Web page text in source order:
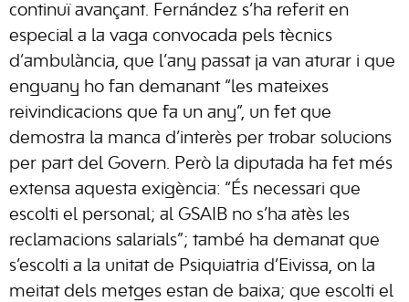
continuï avançant. Fernández s’ha referit en
especial a la vaga convocada pels tècnics
d’ambulància, que l’any passat ja van aturar i que
enguany ho fan demanant “les mateixes
reivindicacions que fa un any”, un fet que
demostra la manca d’interès per trobar solucions
per part del Govern. Però la diputada ha fet més
extensa aquesta exigència: “És necessari que
escolti el personal; al GSAIB no s’ha atès les
reclamacions salarials”; també ha demanat que
s’escolti a la unitat de Psiquiatria d’Eivissa, on la
meitat dels metges estan de baixa; que escolti el